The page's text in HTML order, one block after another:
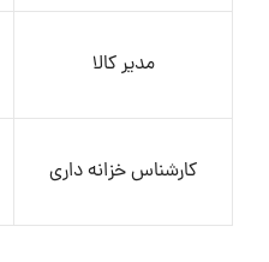
مدیر کالا
کارشناس خزانه داری